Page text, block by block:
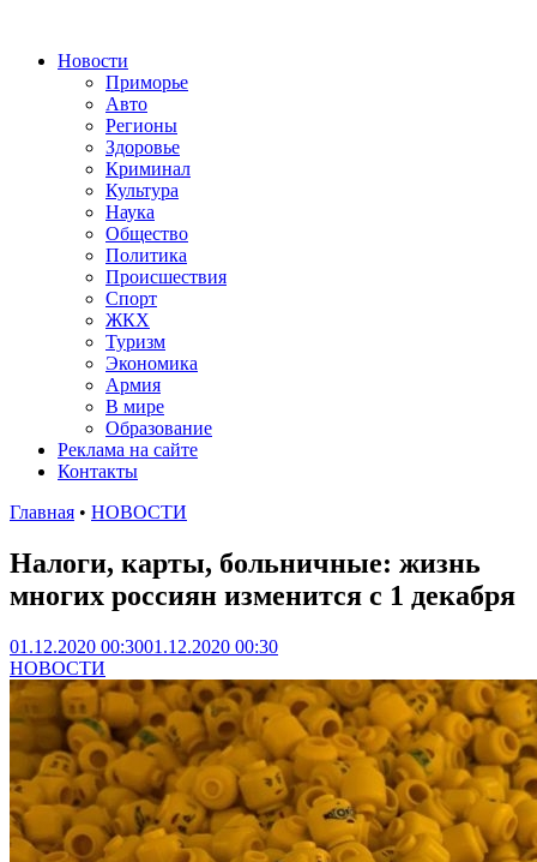
Новости
Приморье
Авто
Регионы
Здоровье
Криминал
Культура
Наука
Общество
Политика
Происшествия
Спорт
ЖКХ
Туризм
Экономика
Армия
В мире
Образование
Реклама на сайте
Контакты
Главная • НОВОСТИ
Налоги, карты, больничные: жизнь
многих россиян изменится с 1 декабря
01.12.2020 00:3001.12.2020 00:30
НОВОСТИ